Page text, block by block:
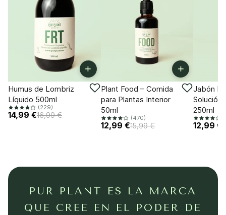
-11%
+
Humus de Lombriz
Líquido 500ml
(229)
14,99 €16,99 €
-18%
+
Plant Food – Comida
para Plantas Interior
50ml
(470)
12,99 €15,99 €
-18%
Jabón
Solución
250ml
12,99 €
PUR PLANT ES LA MARCA
QUE CREE EN EL PODER DE